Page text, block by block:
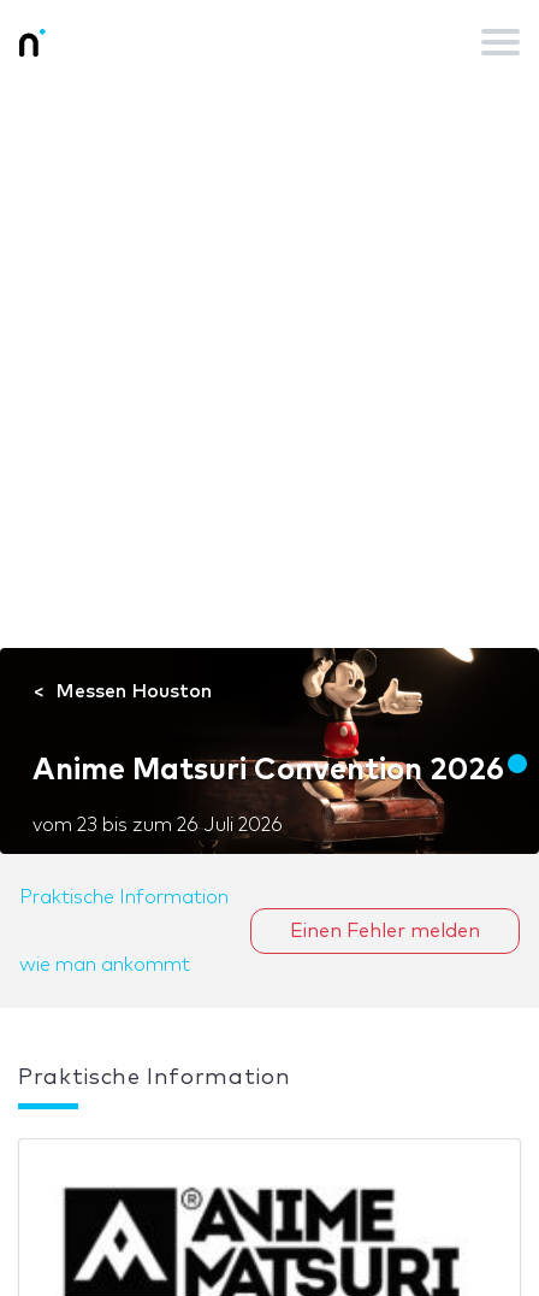
Messen Houston
Anime Matsuri Convention 2026
vom 23 bis zum 26 Juli 2026
Praktische Information
wie man ankommt
Einen Fehler melden
Praktische Information